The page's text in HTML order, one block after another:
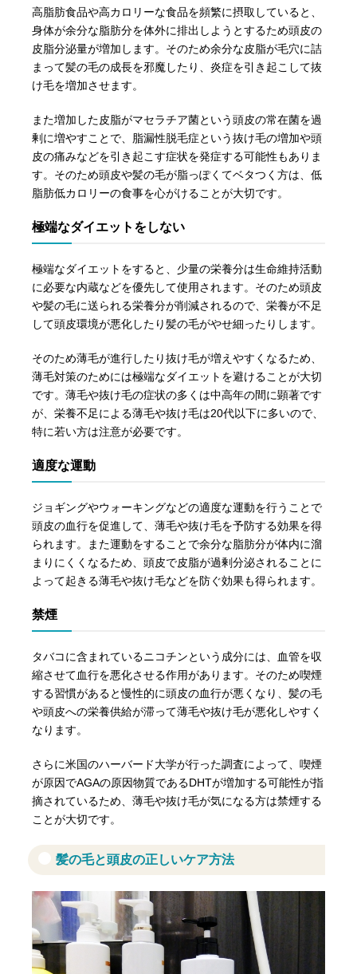
高脂肪食品や高カロリーな食品を頻繁に摂取していると、
身体が余分な脂肪分を体外に排出しようとするため頭皮の
皮脂分泌量が増加します。そのため余分な皮脂が毛穴に詰
まって髪の毛の成長を邪魔したり、炎症を引き起こして抜
け毛を増加させます。
また増加した皮脂がマセラチア菌という頭皮の常在菌を過
剰に増やすことで、脂漏性脱毛症という抜け毛の増加や頭
皮の痛みなどを引き起こす症状を発症する可能性もありま
す。そのため頭皮や髪の毛が脂っぽくてベタつく方は、低
脂肪低カロリーの食事を心がけることが大切です。
極端なダイエットをしない
極端なダイエットをすると、少量の栄養分は生命維持活動
に必要な内蔵などを優先して使用されます。そのため頭皮
や髪の毛に送られる栄養分が削減されるので、栄養が不足
して頭皮環境が悪化したり髪の毛がやせ細ったりします。
そのため薄毛が進行したり抜け毛が増えやすくなるため、
薄毛対策のためには極端なダイエットを避けることが大切
です。薄毛や抜け毛の症状の多くは中高年の間に顕著です
が、栄養不足による薄毛や抜け毛は20代以下に多いので、
特に若い方は注意が必要です。
適度な運動
ジョギングやウォーキングなどの適度な運動を行うことで
頭皮の血行を促進して、薄毛や抜け毛を予防する効果を得
られます。また運動をすることで余分な脂肪分が体内に溜
まりにくくなるため、頭皮で皮脂が過剰分泌されることに
よって起きる薄毛や抜け毛などを防ぐ効果も得られます。
禁煙
タバコに含まれているニコチンという成分には、血管を収
縮させて血行を悪化させる作用があります。そのため喫煙
する習慣があると慢性的に頭皮の血行が悪くなり、髪の毛
や頭皮への栄養供給が滞って薄毛や抜け毛が悪化しやすく
なります。
さらに米国のハーバード大学が行った調査によって、喫煙
が原因でAGAの原因物質であるDHTが増加する可能性が指
摘されているため、薄毛や抜け毛が気になる方は禁煙する
ことが大切です。
髪の毛と頭皮の正しいケア方法